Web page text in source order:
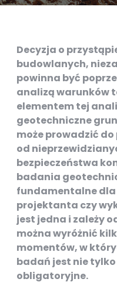
Decyzja o
budowlanych,
powinna być
analizą warunków
elementem tej
geotechniczne
może prowadzić
od
bezpieczeństwa
badania
fundamentalne
projektanta czy
jest jedna i zależy
można wyróżnić
momentów, w
badań jest nie
obligatoryjne.